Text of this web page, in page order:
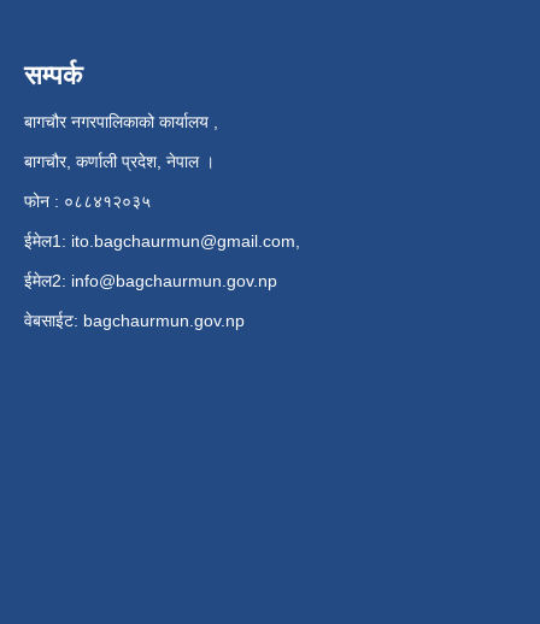
सम्पर्क
बागचौर नगरपालिकाको कार्यालय ,
बागचौर, कर्णाली प्रदेश, नेपाल ।
फोन : ०८८४१२०३५
ईमेल1: ito.bagchaurmun@gmail.com,
ईमेल2: info@bagchaurmun.gov.np
वे‍बसाईट: bagchaurmun.gov.np